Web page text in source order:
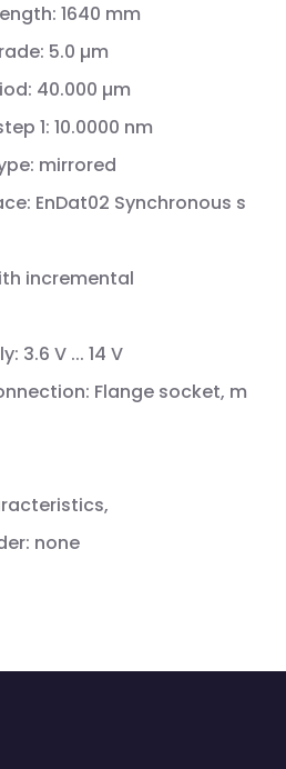
1640 mm
5.0 µm
40.000 µm
1: 10.0000 nm
mirrored
EnDat02 Synchronous s
incremental
3.6 V ... 14 V
Flange socket, m
none